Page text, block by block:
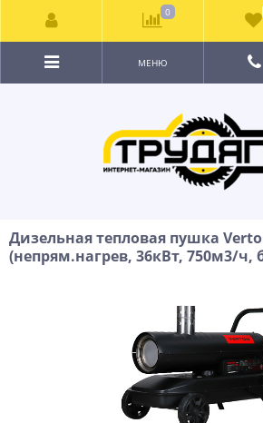
МЕНЮ
Дизельная тепловая пушка
(непрям.нагрев, 36кВт, 750м3/ч,
0